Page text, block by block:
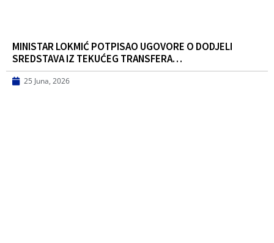
MINISTAR LOKMIĆ POTPISAO UGOVORE O DODJELI
SREDSTAVA IZ TEKUĆEG TRANSFERA…
25 Juna, 2026